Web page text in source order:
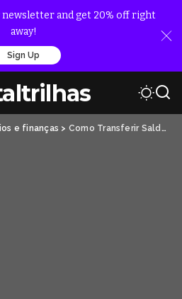
newsletter and get 20% off right
away!
Sign Up
e finanças > Como Transferir Saldo BM para Outra BM no Facebook Ads: Passo a Passo Completo